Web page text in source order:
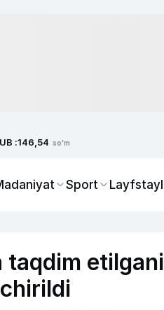
:146,54 so'm
Sport Layfstayl
taqdim etilgani